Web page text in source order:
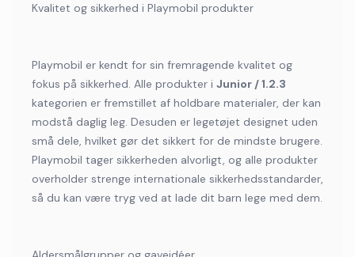
Kvalitet og sikkerhed i Playmobil produkter
Playmobil er kendt for sin fremragende kvalitet og
fokus på sikkerhed. Alle produkter i Junior / 1.2.3
kategorien er fremstillet af holdbare materialer, der kan
modstå daglig leg. Desuden er legetøjet designet uden
små dele, hvilket gør det sikkert for de mindste brugere.
Playmobil tager sikkerheden alvorligt, og alle produkter
overholder strenge internationale sikkerhedsstandarder,
så du kan være tryg ved at lade dit barn lege med dem.